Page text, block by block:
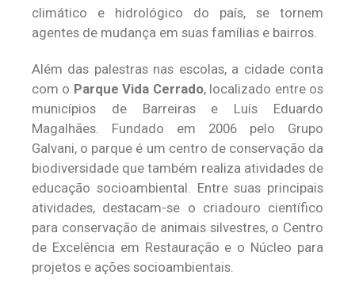
climático e hidrológico do país, se tornem
agentes de mudança em suas famílias e bairros.
Além das palestras nas escolas, a cidade conta
com o Parque Vida Cerrado, localizado entre os
municípios de Barreiras e Luís Eduardo
Magalhães. Fundado em 2006 pelo Grupo
Galvani, o parque é um centro de conservação da
biodiversidade que também realiza atividades de
educação socioambiental. Entre suas principais
atividades, destacam-se o criadouro científico
para conservação de animais silvestres, o Centro
de Excelência em Restauração e o Núcleo para
projetos e ações socioambientais.